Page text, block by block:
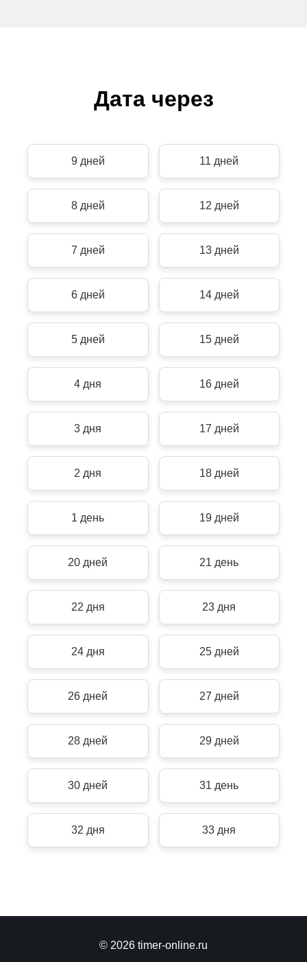
Дата через
9 дней 11 дней
8 дней 12 дней
7 дней 13 дней
6 дней 14 дней
5 дней 15 дней
4 дня 16 дней
3 дня 17 дней
2 дня 18 дней
1 день 19 дней
20 дней 21 день
22 дня 23 дня
24 дня 25 дней
26 дней 27 дней
28 дней 29 дней
30 дней 31 день
32 дня 33 дня
© 2026 timer-online.ru